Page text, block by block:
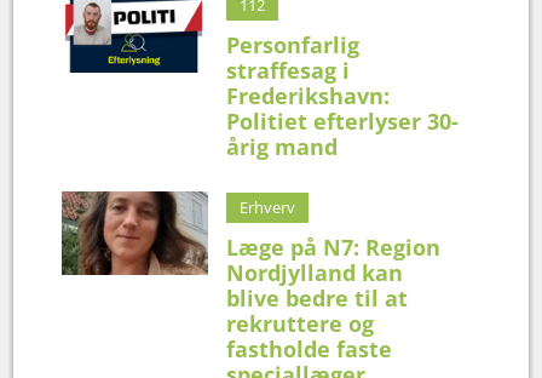
112
Personfarlig
straffesag i
Frederikshavn:
Politiet efterlyser 30-
årig mand
Erhverv
Læge på N7: Region
Nordjylland kan
blive bedre til at
rekruttere og
fastholde faste